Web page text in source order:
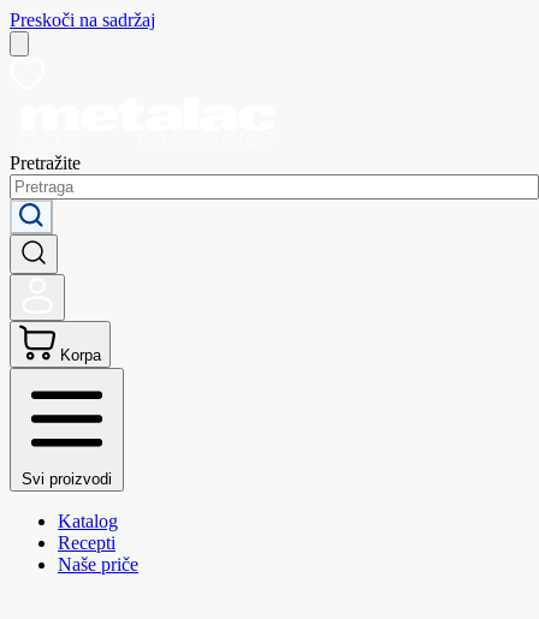
Preskoči na sadržaj
Pretražite
Korpa
Svi proizvodi
Katalog
Recepti
Naše priče